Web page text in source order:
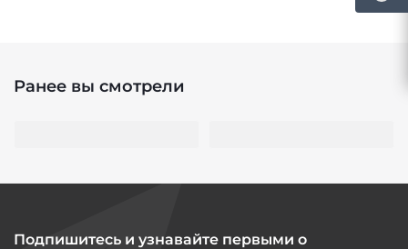
Ранее вы смотрели
Подпишитесь и узнавайте первыми о